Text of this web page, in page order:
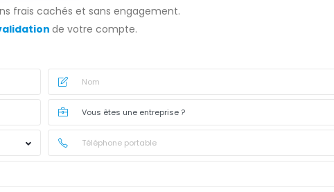
frais cachés et sans engagement.
de votre compte.